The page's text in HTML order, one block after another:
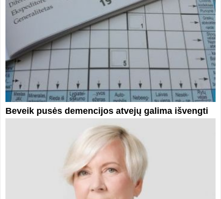
Beveik pusės demencijos atvejų galima išvengti